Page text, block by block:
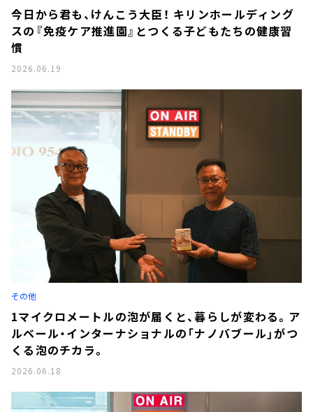
今日から君も、けんこう大臣！ キリンホールディング
スの『免疫ケア推進園』とつくる子どもたちの健康習
慣
2026.06.19
その他
1マイクロメートルの泡が届くと、暮らしが変わる。ア
ルベール・インターナショナルの「ナノバブール」がつ
くる泡のチカラ。
2026.06.18